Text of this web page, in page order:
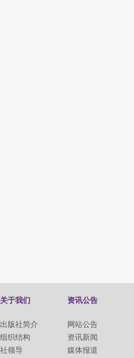
关于我们
出版社简介
组织结构
社领导
资讯公告
网站公告
资讯新闻
媒体报道